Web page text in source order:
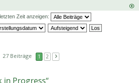
Zeit anzeigen:
27 Beiträge 1 2
in Progress“